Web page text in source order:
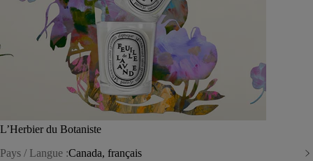
L’Herbier du Botaniste
Pays / Langue :Canada, français